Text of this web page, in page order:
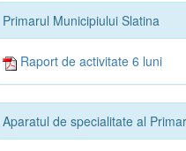
Primarul Municipiului Slatina
Raport de activitate 6 luni
Aparatul de specialitate al